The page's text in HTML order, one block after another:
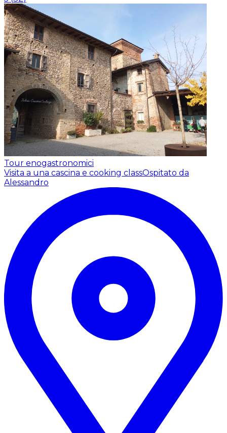
Tour enogastronomici
Visita a una cascina e cooking classOspitato da
Alessandro